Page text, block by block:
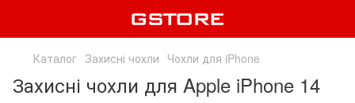
Каталог Захисні чохли Чохли для iPhone
Захисні чохли для Apple iPhone 14